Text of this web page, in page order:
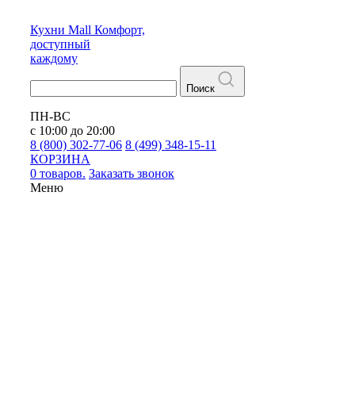
Кухни Mall Комфорт,
доступный
каждому
Поиск
ПН-ВС
с 10:00 до 20:00
8 (800) 302-77-06 8 (499) 348-15-11
КОРЗИНА
0 товаров. Заказать звонок
Меню